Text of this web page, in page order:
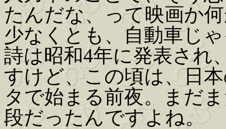
たんだな、って映画か
少なくとも、自動車じ
詩は昭和4年に発表され
すけど、この頃は、日
タで始まる前夜。まだ
段だったんですよね。